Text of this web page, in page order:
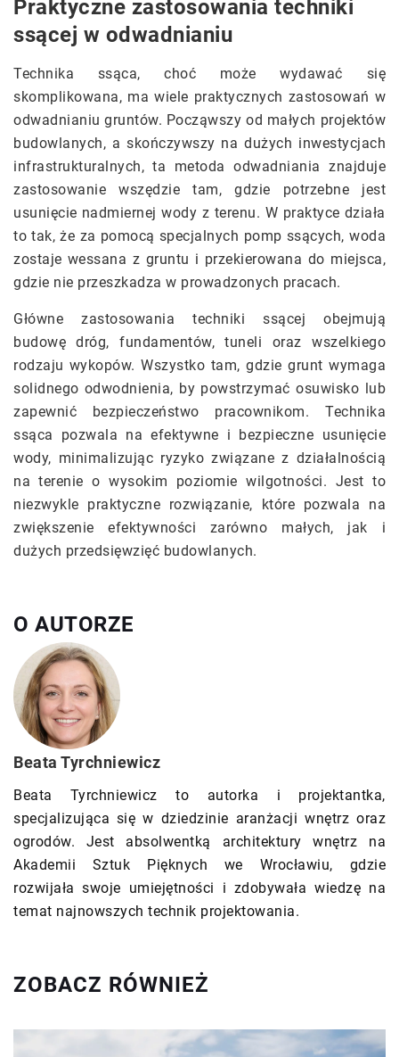
Praktyczne zastosowania techniki
ssącej w odwadnianiu
Technika ssąca, choć może wydawać się
skomplikowana, ma wiele praktycznych zastosowań w
odwadnianiu gruntów. Począwszy od małych projektów
budowlanych, a skończywszy na dużych inwestycjach
infrastrukturalnych, ta metoda odwadniania znajduje
zastosowanie wszędzie tam, gdzie potrzebne jest
usunięcie nadmiernej wody z terenu. W praktyce działa
to tak, że za pomocą specjalnych pomp ssących, woda
zostaje wessana z gruntu i przekierowana do miejsca,
gdzie nie przeszkadza w prowadzonych pracach.
Główne zastosowania techniki ssącej obejmują
budowę dróg, fundamentów, tuneli oraz wszelkiego
rodzaju wykopów. Wszystko tam, gdzie grunt wymaga
solidnego odwodnienia, by powstrzymać osuwisko lub
zapewnić bezpieczeństwo pracownikom. Technika
ssąca pozwala na efektywne i bezpieczne usunięcie
wody, minimalizując ryzyko związane z działalnością
na terenie o wysokim poziomie wilgotności. Jest to
niezwykle praktyczne rozwiązanie, które pozwala na
zwiększenie efektywności zarówno małych, jak i
dużych przedsięwzięć budowlanych.
O AUTORZE
Beata Tyrchniewicz
Beata Tyrchniewicz to autorka i projektantka,
specjalizująca się w dziedzinie aranżacji wnętrz oraz
ogrodów. Jest absolwentką architektury wnętrz na
Akademii Sztuk Pięknych we Wrocławiu, gdzie
rozwijała swoje umiejętności i zdobywała wiedzę na
temat najnowszych technik projektowania.
ZOBACZ RÓWNIEŻ